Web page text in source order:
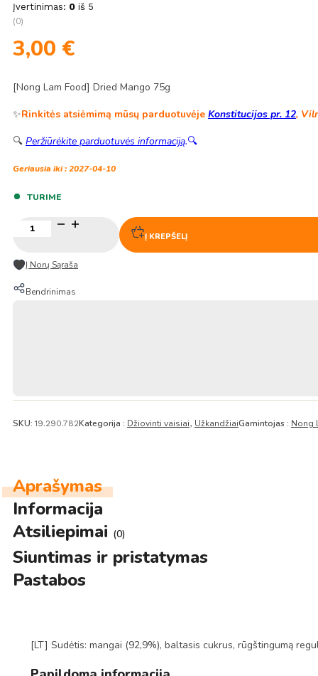
Įvertinimas: 0 iš 5
(0)
3,00 €
[Nong Lam Food] Dried Mango 75g
✨Rinkitės atsiėmimą mūsų parduotuvėje Konstitucijos pr. 12,
🔍 Peržiūrėkite parduotuvės informaciją.🔍
Geriausia iki : 2027-04-10
TURIME
kiekis:
Mangai
75g
–
Į KREPŠELĮ
Į Norų Sąraša
Bendrinimas
SKU: 19.290.782Kategorija : Džiovinti vaisiai, UžkandžiaiGamintojas : Nong
Aprašymas
Informacija
Atsiliepimai (0)
Siuntimas ir pristatymas
Pastabos
[LT] Sudėtis: mangai (92,9%), baltasis cukrus, rūgštingumą